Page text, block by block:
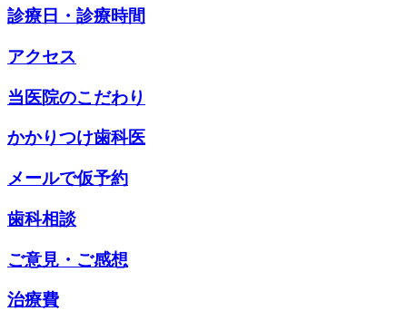
診療日・診療時間
アクセス
当医院のこだわり
かかりつけ歯科医
メールで仮予約
歯科相談
ご意見・ご感想
治療費